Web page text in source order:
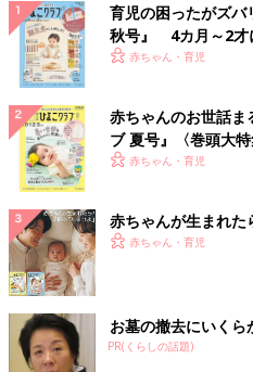
育児の困ったがズバ
秋号』 4カ月～2才
いっぱい！
赤ちゃん・育児
赤ちゃんのお世話ま
ブ 夏号』〈巻頭大
く！ おっぱい・ミ
赤ちゃん・育児
赤ちゃんが生まれた
赤ちゃん・育児
お墓の撤去にいくら
PR(くらしの話題)